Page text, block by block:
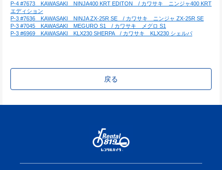
P-4 #7673　KAWASAKI　NINJA400 KRT EDITON　/ カワサキ　ニンジャ400 KRT
エディション
P-3 #7636　KAWASAKI　NINJA ZX-25R SE　/ カワサキ　ニンジャ ZX-25R SE
P-3 #7045　KAWASAKI　MEGURO S1　/ カワサキ　メグロ S1
P-3 #6969　KAWASAKI　KLX230 SHERPA　/ カワサキ　KLX230 シェルパ
戻る